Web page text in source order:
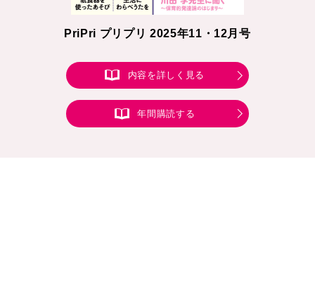
PriPri プリプリ 2025年11・12月号
内容を詳しく見る
年間購読する